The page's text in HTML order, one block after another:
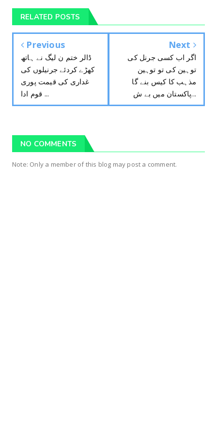
RELATED POSTS
Previous
ڈالر ختم ن لیگ نے ہاتھ
کھڑے کردئے جرنیلوں کی
غداری کی قیمت پوری
قوم ادا ...
Next
اگر اب کسی جرنل کی
توہین کی تو توہین
مذہب کا کیس بنے گا
پاکستان میں بے ش...
NO COMMENTS
Note: Only a member of this blog may post a comment.